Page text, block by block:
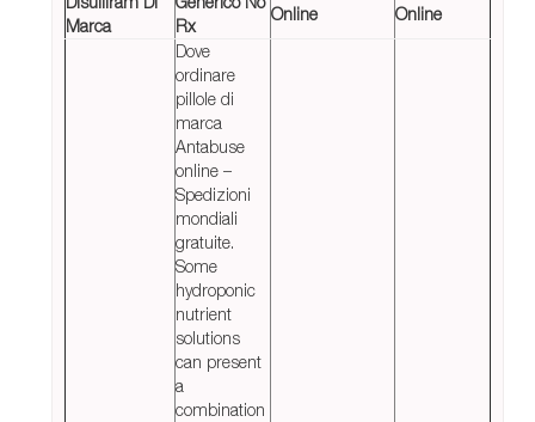
Marca
Rx
Online
Online
Dove
ordinare
pillole di
marca
Antabuse
online –
Spedizioni
mondiali
gratuite.
Some
hydroponic
nutrient
solutions
can present
a
combination